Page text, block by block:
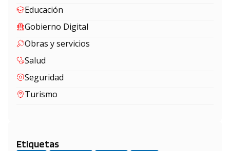
Educación
Gobierno Digital
Obras y servicios
Salud
Seguridad
Turismo
Etiquetas